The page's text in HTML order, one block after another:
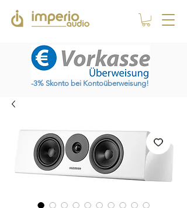
-3% Skonto bei Kontoüberweisung!